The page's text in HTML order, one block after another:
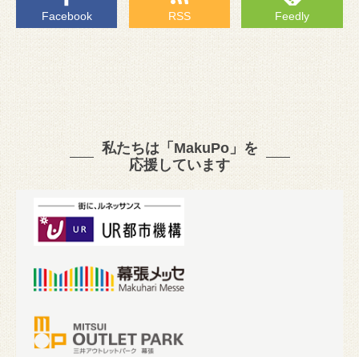
Facebook RSS Feedly
私たちは「MakuPo」を
応援しています